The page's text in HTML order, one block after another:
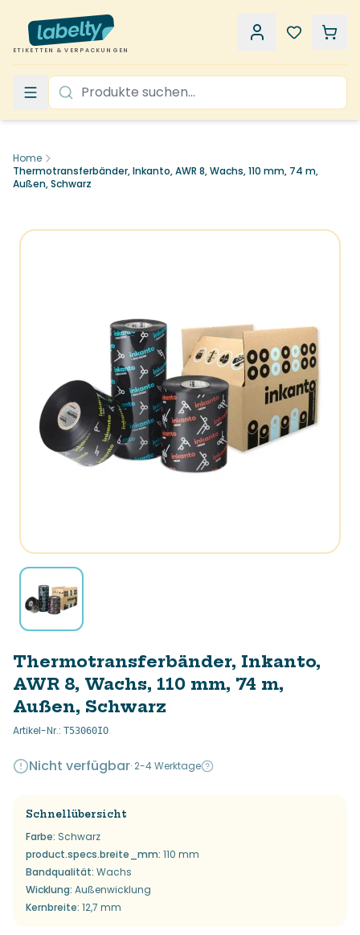
ETIKETTEN & VERPACKUNGEN
Home
Thermotransferbänder, Inkanto, AWR 8, Wachs, 110 mm, 74 m,
Außen, Schwarz
Thermotransferbänder, Inkanto,
AWR 8, Wachs, 110 mm, 74 m,
Außen, Schwarz
Artikel-Nr.: T53060IO
Nicht verfügbar· 2-4 Werktage
Schnellübersicht
Farbe: Schwarz
product.specs.breite_mm: 110 mm
Bandqualität: Wachs
Wicklung: Außenwicklung
Kernbreite: 12,7 mm